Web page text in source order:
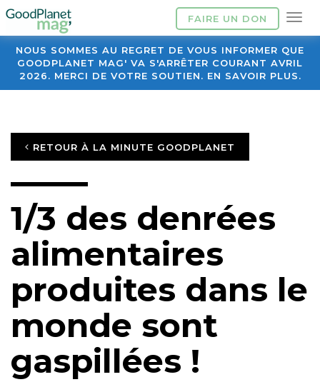
FAIRE UN DON
NOUS SOMMES AU REGRET DE VOUS INFORMER QUE
GOODPLANET MAG' VA S'ARRÊTER COURANT AVRIL
2026. MERCI DE VOTRE SOUTIEN. EN SAVOIR PLUS.
RETOUR À LA MINUTE GOODPLANET
1/3 des denrées
alimentaires
produites dans le
monde sont
gaspillées !